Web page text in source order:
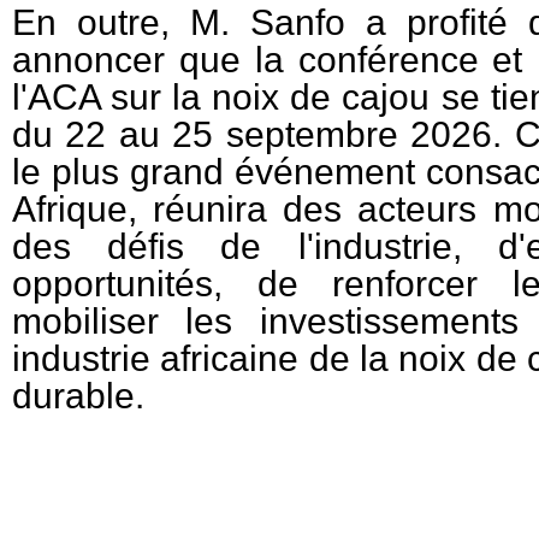
En outre, M. Sanfo a profité
annoncer que la conférence
l'ACA sur la noix de cajou se
du 22 au 25 septembre 2026.
le plus grand événement
Afrique, réunira des acteurs
des défis de l'industrie,
opportunités, de renforcer
mobiliser les
industrie africaine de la noix de
durable.